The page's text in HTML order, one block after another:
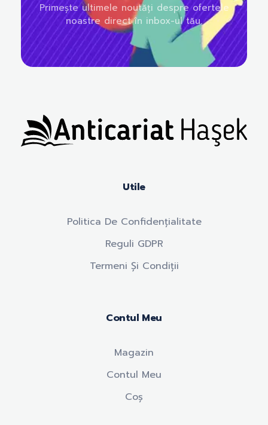
Primește ultimele noutăți despre ofertele
noastre direct în inbox-ul tău.
Utile
Politica De Confidențialitate
Reguli GDPR
Termeni Și Condiții
Contul Meu
Magazin
Contul Meu
Coș